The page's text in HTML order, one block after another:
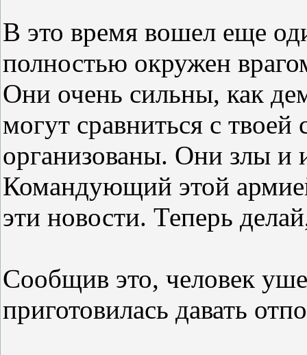
В это время вошел еще
полностью окружен
Они очень сильны, как
могут сравниться с
организованы. Они злы и
Командующий этой
эти новости. Теперь
Сообщив это, человек
приготовилась давать